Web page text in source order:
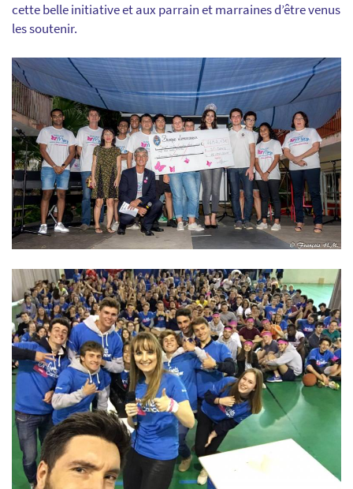
cette belle initiative et aux parrain et marraines d’être venus
les soutenir.